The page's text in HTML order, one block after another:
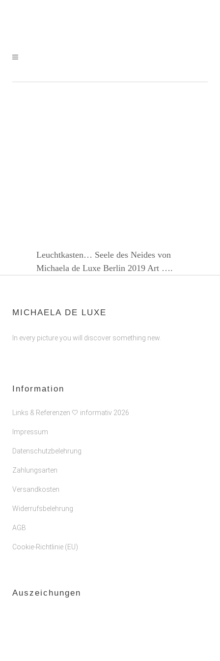
Leuchtkasten… Seele des Neides von
Michaela de Luxe Berlin 2019 Art ….
MICHAELA DE LUXE
In every picture you will discover something new.
Information
Links & Referenzen 🤍 informativ 2026
Impressum
Datenschutzbelehrung
Zahlungsarten
Versandkosten
Widerrufsbelehrung
AGB
Cookie-Richtlinie (EU)
Auszeichungen